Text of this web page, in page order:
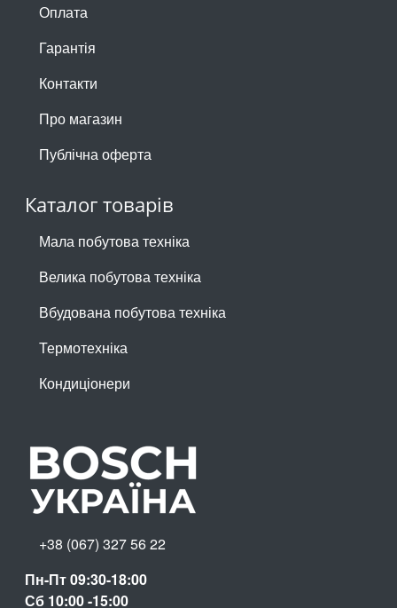
Оплата
Гарантія
Контакти
Про магазин
Публічна оферта
Каталог товарів
Мала побутова техніка
Велика побутова техніка
Вбудована побутова техніка
Термотехніка
Кондиціонери
+38 (067) 327 56 22
Пн-Пт 09:30-18:00
Сб 10:00 -15:00